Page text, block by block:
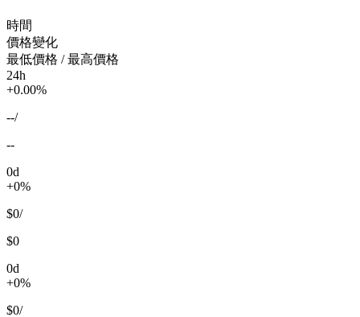
時間
價格變化
最低價格 / 最高價格
24h
+0.00%
--/
--
0d
+0%
$0/
$0
0d
+0%
$0/